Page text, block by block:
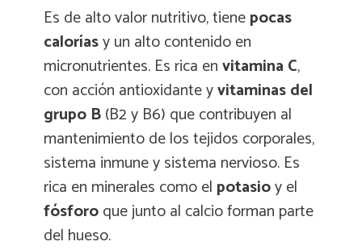
Es de alto valor nutritivo, tienepocas
caloríasy un alto contenido en
micronutrientes. Es rica envitamina C,
con acción antioxidante yvitaminas del
grupo B(B2 y B6) que contribuyen al
mantenimiento de los tejidos corporales,
sistema inmune y sistema nervioso. Es
rica en minerales como el potasioy el
fósforoque junto al calcio forman parte
del hueso.